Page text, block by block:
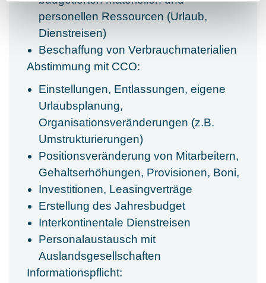
personellen Ressourcen (Urlaub,
Dienstreisen)
Beschaffung von Verbrauchmaterialien
Abstimmung mit CCO:
Einstellungen, Entlassungen, eigene
Urlaubsplanung,
Organisationsveränderungen (z.B.
Umstrukturierungen)
Positionsveränderung von Mitarbeitern,
Gehaltserhöhungen, Provisionen, Boni,
Investitionen, Leasingverträge
Erstellung des Jahresbudget
Interkontinentale Dienstreisen
Personalaustausch mit
Auslandsgesellschaften
Informationspflicht: